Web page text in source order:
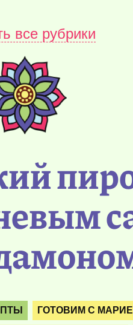
все рубрики
ГОТОВИМ С